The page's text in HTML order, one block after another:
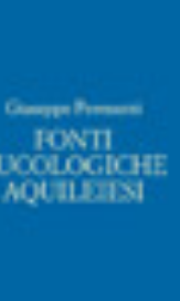
AGGIUNGI AL CARRELLO